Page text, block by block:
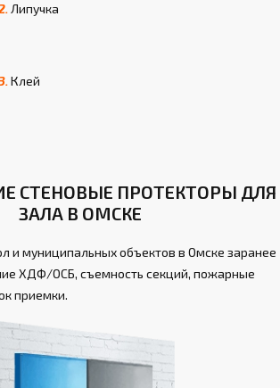
Липучка
Клей
СТЕНОВЫЕ ПРОТЕКТОРЫ ДЛЯ
ЗАЛА В ОМСКЕ
и муниципальных объектов в Омске заранее
ХДФ/ОСБ, съемность секций, пожарные
приемки.